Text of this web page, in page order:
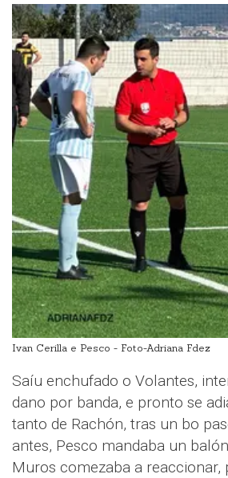
Ivan Cerilla e Pesco - Foto-Adriana Fdez
Saíu enchufado o Volantes,
dano por banda, e pronto se
tanto de Rachón, tras un bo
antes, Pesco mandaba un
Muros comezaba a reaccionar,